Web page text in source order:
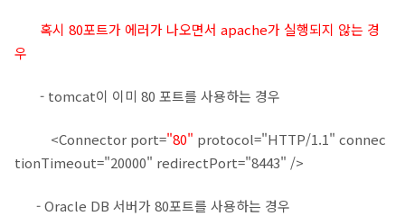
혹시 80포트가 에러가 나오면서 apache가 실행되지 않는 경
우
- tomcat이 이미 80 포트를 사용하는 경우
<Connector port="80" protocol="HTTP/1.1" connec
tionTimeout="20000" redirectPort="8443" />
- Oracle DB 서버가 80포트를 사용하는 경우